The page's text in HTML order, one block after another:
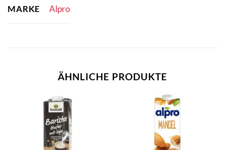
MARKE Alpro
ÄHNLICHE PRODUKTE